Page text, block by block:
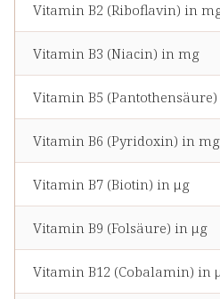
Vitamin B2 (Riboflavin) in
Vitamin B3 (Niacin) in mg
Vitamin B5
Vitamin B6 (Pyridoxin) in mg
Vitamin B7 (Biotin) in μg
Vitamin B9 (Folsäure) in μg
Vitamin B12 (Cobalamin) in